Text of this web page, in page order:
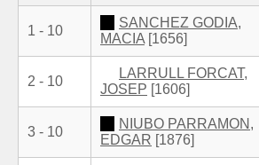
1 - 10
SANCHEZ GODIA,
MACIA [1656]
2 - 10
LARRULL FORCAT,
JOSEP [1606]
3 - 10
NIUBO PARRAMON,
EDGAR [1876]